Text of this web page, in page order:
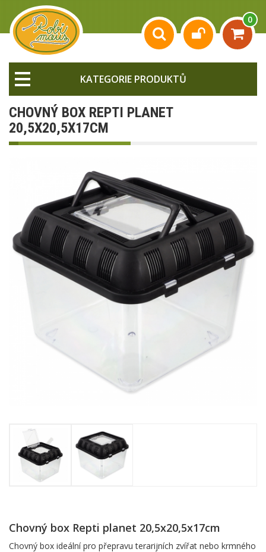
0
KATEGORIE PRODUKTŮ
CHOVNÝ BOX REPTI PLANET
20,5X20,5X17CM
Chovný box Repti planet 20,5x20,5x17cm
Chovný box ideální pro přepravu terarijních zvířat nebo krmného